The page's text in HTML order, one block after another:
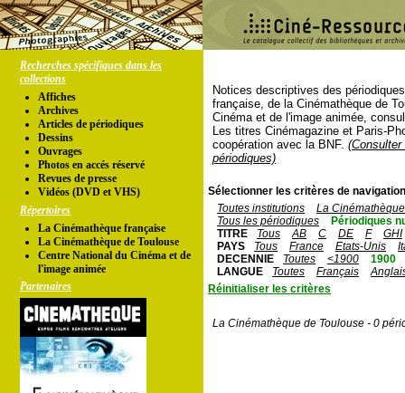
Recherches spécifiques dans les
collections
Affiches
Archives
Articles de périodiques
Dessins
Ouvrages
Photos en accés réservé
Revues de presse
Vidéos (DVD et VHS)
Répertoires
La Cinémathèque française
La Cinémathèque de Toulouse
Centre National du Cinéma et de
l'image animée
Partenaires
Notices descriptives des
française, de la Cinémathèque de
Cinéma et de l'image animée,
Les titres Cinémagazine et Paris-
coopération avec la BNF.
périodiques)
Sélectionner les critères de
Toutes institutions
La
Tous les périodiques
Périodiques
TITRE
Tous AB C DE F
GHI
PAYS
Tous France Etats-Unis
DECENNIE
Toutes <1900
1900
LANGUE
Toutes Français
Réinitialiser les critères
La Cinémathèque de Toulouse - 0